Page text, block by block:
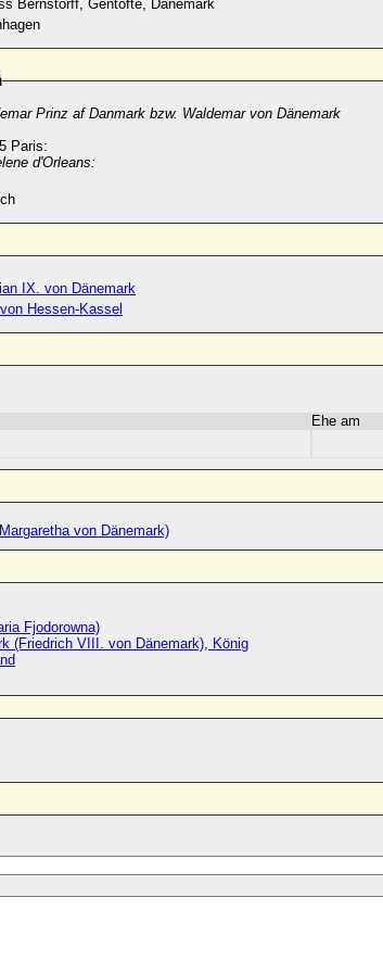
Bernstorff, Gentofte, Dänemark
Prinz af Danmark bzw. Waldemar von Dänemark
Paris:
d'Orleans:
IX. von Dänemark
Hessen-Kassel
Ehe am
von Dänemark)
Fjodorowna)
(Friedrich VIII. von Dänemark), König